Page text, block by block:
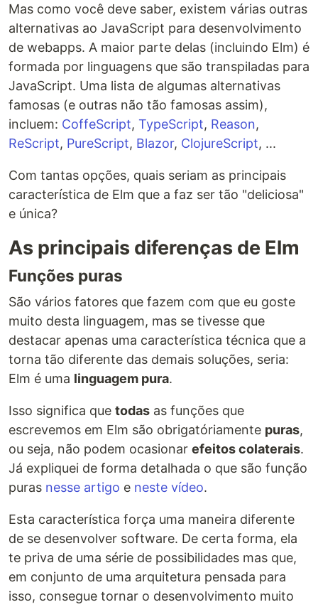
Mas como você deve saber, existem várias outras
alternativas ao JavaScript para desenvolvimento
de webapps. A maior parte delas (incluindo Elm) é
formada por linguagens que são transpiladas para
JavaScript. Uma lista de algumas alternativas
famosas (e outras não tão famosas assim),
incluem: CoffeScript, TypeScript, Reason,
ReScript, PureScript, Blazor, ClojureScript, ...
Com tantas opções, quais seriam as principais
característica de Elm que a faz ser tão "deliciosa"
e única?
As principais diferenças de Elm
Funções puras
São vários fatores que fazem com que eu goste
muito desta linguagem, mas se tivesse que
destacar apenas uma característica técnica que a
torna tão diferente das demais soluções, seria:
Elm é uma linguagem pura.
Isso significa que todas as funções que
escrevemos em Elm são obrigatóriamente puras,
ou seja, não podem ocasionar efeitos colaterais.
Já expliquei de forma detalhada o que são função
puras nesse artigo e neste vídeo.
Esta característica força uma maneira diferente
de se desenvolver software. De certa forma, ela
te priva de uma série de possibilidades mas que,
em conjunto de uma arquitetura pensada para
isso, consegue tornar o desenvolvimento muito